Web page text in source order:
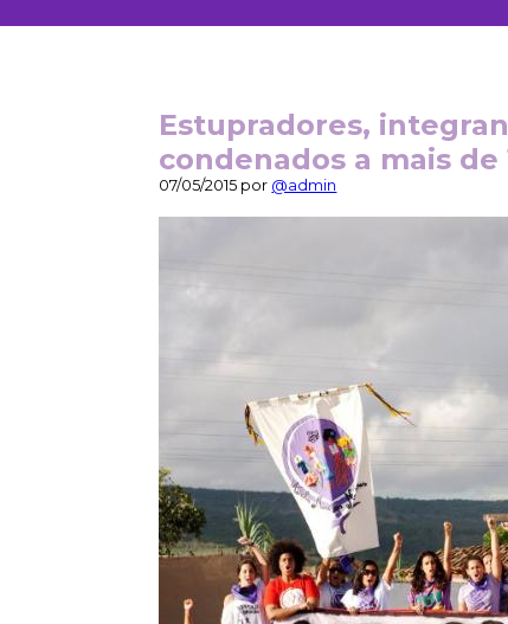
Estupradores,
condenados a mais de
07/05/2015 por @admin